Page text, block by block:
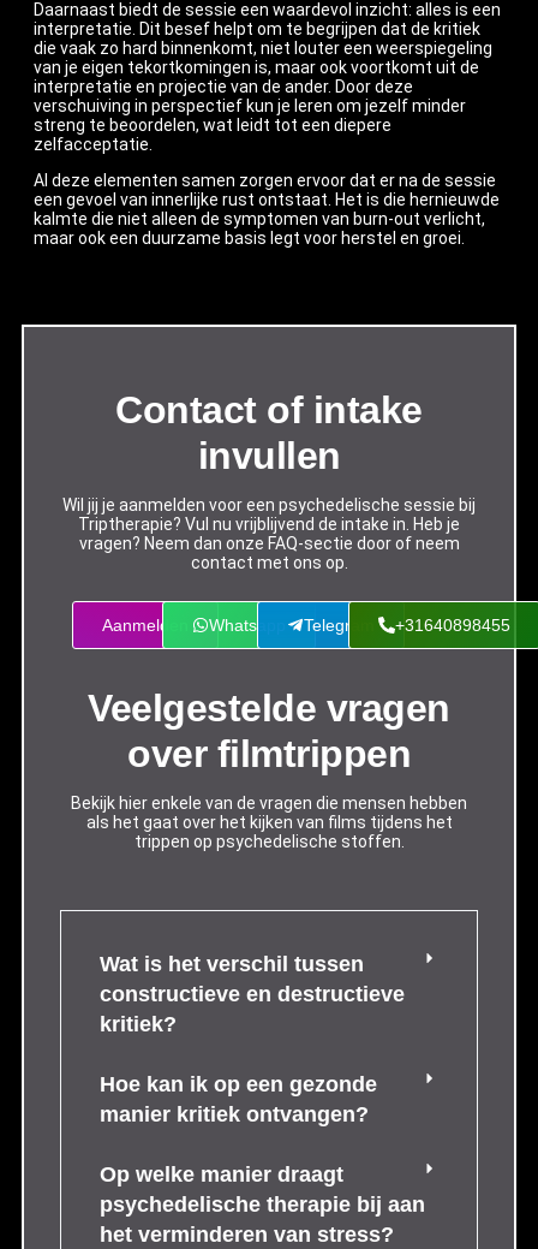
Daarnaast biedt de sessie een waardevol inzicht: alles is een
interpretatie. Dit besef helpt om te begrijpen dat de kritiek
die vaak zo hard binnenkomt, niet louter een weerspiegeling
van je eigen tekortkomingen is, maar ook voortkomt uit de
interpretatie en projectie van de ander. Door deze
verschuiving in perspectief kun je leren om jezelf minder
streng te beoordelen, wat leidt tot een diepere
zelfacceptatie.
Al deze elementen samen zorgen ervoor dat er na de sessie
een gevoel van innerlijke rust ontstaat. Het is die hernieuwde
kalmte die niet alleen de symptomen van burn-out verlicht,
maar ook een duurzame basis legt voor herstel en groei.
Contact of intake
invullen
Wil jij je aanmelden voor een psychedelische sessie bij
Triptherapie? Vul nu vrijblijvend de intake in. Heb je
vragen? Neem dan onze FAQ-sectie door of neem
contact met ons op.
Aanmelden Whatsapp Telegram +31640898455
Veelgestelde vragen
over filmtrippen
Bekijk hier enkele van de vragen die mensen hebben
als het gaat over het kijken van films tijdens het
trippen op psychedelische stoffen.
Wat is het verschil tussen
constructieve en destructieve
kritiek?
Hoe kan ik op een gezonde
manier kritiek ontvangen?
Op welke manier draagt
psychedelische therapie bij aan
het verminderen van stress?